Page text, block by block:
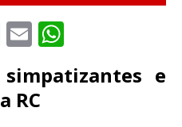
T
w
it
te
E
ai
h
at
e
RC